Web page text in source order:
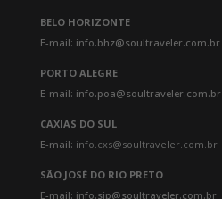
BELO HORIZONTE
E-mail: info.bhz@soultraveler.com.br
PORTO ALEGRE
E-mail: info.poa@soultraveler.com.br
CAXIAS DO SUL
E-mail: info.cxs@soultraveler.com.br
SÃO JOSÉ DO RIO PRETO
E-mail: info.sjp@soultraveler.com.br